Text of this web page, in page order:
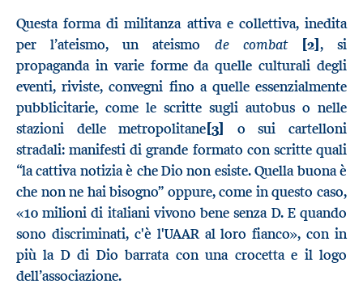
Questa forma di militanza attiva e collettiva, inedita
per l’ateismo, un ateismo de combat [2], si
propaganda in varie forme da quelle culturali degli
eventi, riviste, convegni fino a quelle essenzialmente
pubblicitarie, come le scritte sugli autobus o nelle
stazioni delle metropolitane[3]
o sui cartelloni
stradali: manifesti di grande formato con scritte quali
“la cattiva notizia è che Dio non esiste. Quella buona è
che non ne hai bisogno” oppure, come in questo caso,
«10 milioni di italiani vivono bene senza D. E quando
sono discriminati, c'è l'UAAR al loro fianco», con in
più la D di Dio barrata con una crocetta e il logo
dell’associazione.